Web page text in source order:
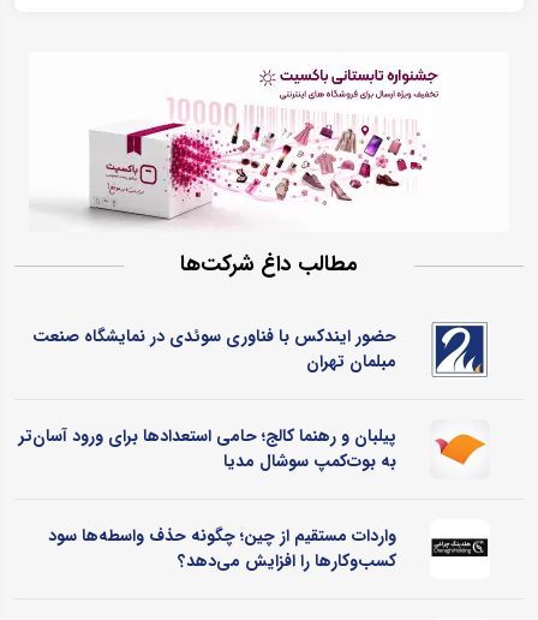
مطالب داغ شرکت‌ها
حضور ایندکس با فناوری سوئدی در نمایشگاه صنعت
مبلمان تهران
پیلبان و رهنما کالج؛ حامی استعدادها برای ورود آسان‌تر
به بوت‌کمپ سوشال مدیا
واردات مستقیم از چین؛ چگونه حذف واسطه‌ها سود
کسب‌وکارها را افزایش می‌دهد؟